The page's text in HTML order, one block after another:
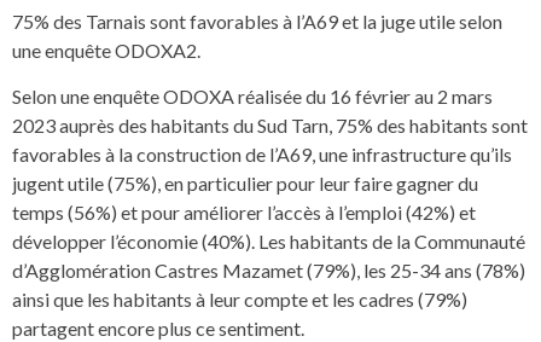
75% des Tarnais sont favorables à l’A69 et la juge utile selon
une enquête ODOXA2.
Selon une enquête ODOXA réalisée du 16 février au 2 mars
2023 auprès des habitants du Sud Tarn, 75% des habitants sont
favorables à la construction de l’A69, une infrastructure qu’ils
jugent utile (75%), en particulier pour leur faire gagner du
temps (56%) et pour améliorer l’accès à l’emploi (42%) et
développer l’économie (40%). Les habitants de la Communauté
d’Agglomération Castres Mazamet (79%), les 25-34 ans (78%)
ainsi que les habitants à leur compte et les cadres (79%)
partagent encore plus ce sentiment.